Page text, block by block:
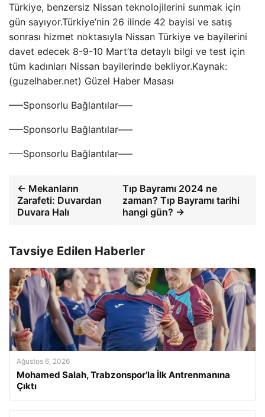
Türkiye, benzersiz Nissan teknolojilerini sunmak için
gün sayıyor.Türkiye’nin 26 ilinde 42 bayisi ve satış
sonrası hizmet noktasıyla Nissan Türkiye ve bayilerini
davet edecek 8-9-10 Mart’ta detaylı bilgi ve test için
tüm kadınları Nissan bayilerinde bekliyor.Kaynak:
(guzelhaber.net) Güzel Haber Masası
—–Sponsorlu Bağlantılar—–
—–Sponsorlu Bağlantılar—–
—–Sponsorlu Bağlantılar—–
← Mekanların
Zarafeti: Duvardan
Duvara Halı
Tıp Bayramı 2024 ne
zaman? Tıp Bayramı tarihi
hangi gün? →
Tavsiye Edilen Haberler
Ağustos 6, 2026
Mohamed Salah, Trabzonspor’la İlk Antrenmanına
Çıktı